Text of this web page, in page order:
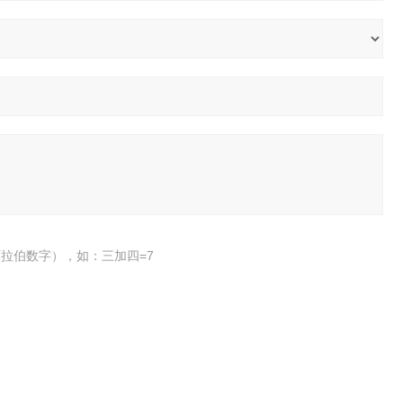
伯数字），如：三加四=7